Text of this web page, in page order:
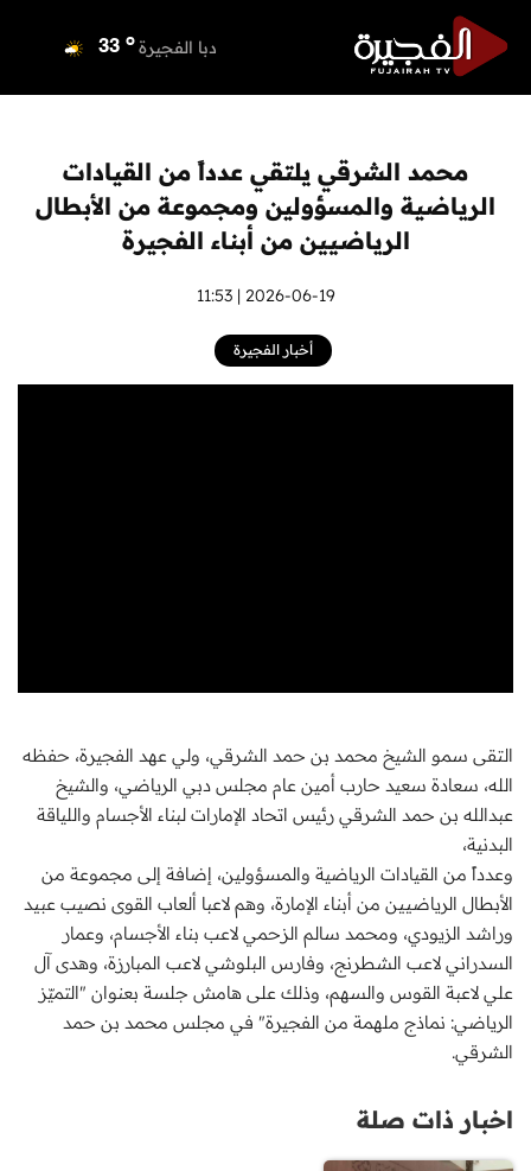
دبا الفجيرة 33 o
أم القيوين 34 o
راس الخيمةo
الفجيرة o
محمد الشرقي يلتقي عدداً من القيادات
الرياضية والمسؤولين ومجموعة من الأبطال
الرياضيين من أبناء الفجيرة
2026-06-19 | 11:53
أخبار الفجيرة
التقى سمو الشيخ محمد بن حمد الشرقي، ولي عهد الفجيرة، حفظه
الله، سعادة سعيد حارب أمين عام مجلس دبي الرياضي، والشيخ
عبدالله بن حمد الشرقي رئيس اتحاد الإمارات لبناء الأجسام واللياقة
البدنية،
وعدداً من القيادات الرياضية والمسؤولين، إضافة إلى مجموعة من
الأبطال الرياضيين من أبناء الإمارة، وهم لاعبا ألعاب القوى نصيب عبيد
وراشد الزيودي، ومحمد سالم الزحمي لاعب بناء الأجسام، وعمار
السدراني لاعب الشطرنج، وفارس البلوشي لاعب المبارزة، وهدى آل
علي لاعبة القوس والسهم، وذلك على هامش جلسة بعنوان "التميّز
الرياضي: نماذج ملهمة من الفجيرة" في مجلس محمد بن حمد
الشرقي.
اخبار ذات صلة